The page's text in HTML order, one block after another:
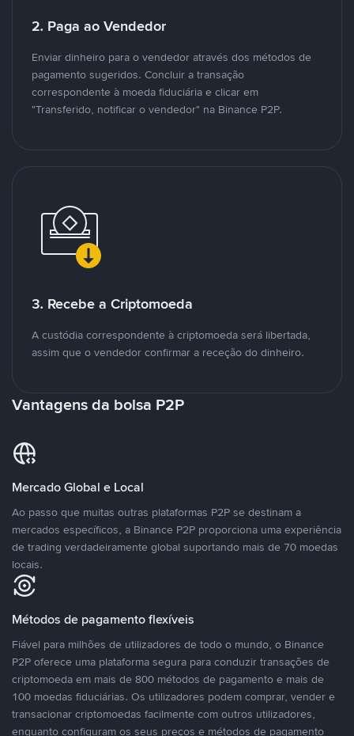
2. Paga ao Vendedor
Enviar dinheiro para o vendedor através dos métodos de
pagamento sugeridos. Concluir a transação
correspondente à moeda fiduciária e clicar em
"Transferido, notificar o vendedor" na Binance P2P.
3. Recebe a Criptomoeda
A custódia correspondente à criptomoeda será libertada,
assim que o vendedor confirmar a receção do dinheiro.
Vantagens da bolsa P2P
Mercado Global e Local
Ao passo que muitas outras plataformas P2P se destinam a
mercados específicos, a Binance P2P proporciona uma experiência
de trading verdadeiramente global suportando mais de 70 moedas
locais.
Métodos de pagamento flexíveis
Fiável para milhões de utilizadores de todo o mundo, o Binance
P2P oferece uma plataforma segura para conduzir transações de
criptomoeda em mais de 800 métodos de pagamento e mais de
100 moedas fiduciárias. Os utilizadores podem comprar, vender e
transacionar criptomoedas facilmente com outros utilizadores,
enquanto configuram os seus preços e métodos de pagamento